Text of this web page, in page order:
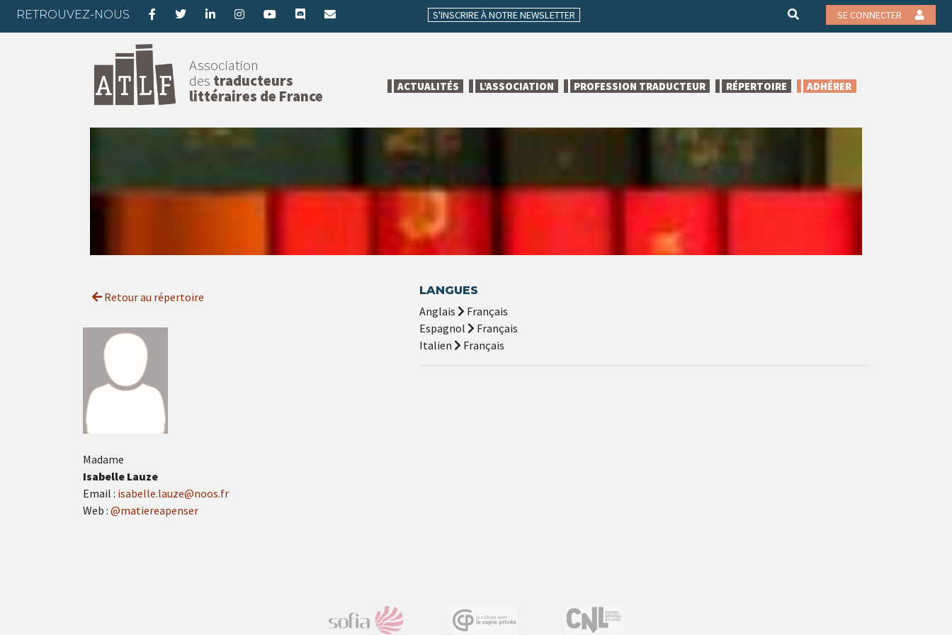
RETROUVEZ-NOUS S'INSCRIRE À NOTRE NEWSLETTER SE CONNECTER
Association
des traducteurs
littéraires de France
ACTUALITÉS L’ASSOCIATION PROFESSION TRADUCTEUR RÉPERTOIRE ADHÉRER
Retour au répertoire
Madame
Isabelle Lauze
Email : isabelle.lauze@noos.fr
Web : @matiereapenser
LANGUES
Anglais
Français
Espagnol
Français
Italien
Français